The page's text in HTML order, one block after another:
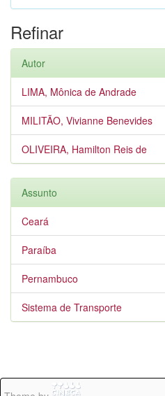
Refinar
Autor
LIMA, Mônica de Andrade
MILITÃO, Vivianne Benevides
OLIVEIRA, Hamilton Reis de
Assunto
Ceará
Paraíba
Pernambuco
Sistema de Transporte